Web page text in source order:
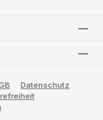
Datenschutz